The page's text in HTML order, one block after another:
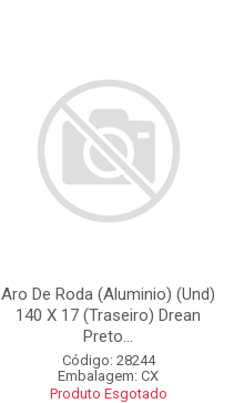
Aro De Roda (Aluminio) (Und)
140 X 17 (Traseiro) Drean
Preto...
Código: 28244
Embalagem: CX
Produto Esgotado